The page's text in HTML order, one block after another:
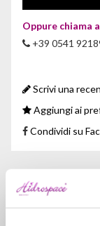
Oppure chiama
+39 0541
Scrivi una
Aggiungi ai
Condividi su